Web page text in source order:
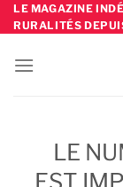
Skip
to
LE MAGAZINE
RURALITÉS
LE
EST